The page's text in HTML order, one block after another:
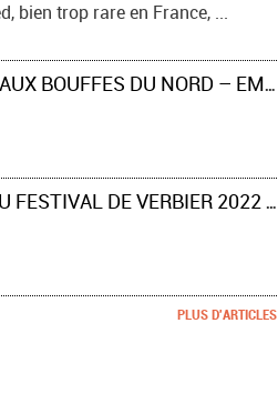
bien trop rare en France, ...
LE QUATUOR VAN KUIJK FÊTE SES DIX ANS AUX BOUFFES DU NORD – EMOTION ET ÉLÉGANCE – COMPTE-RENDU
LE QUATUOR EBÈNE ET DANIIL TRIFONOV AU FESTIVAL DE VERBIER 2022 – AU SOMMET DANS LES SOMMETS – COMPTE-RENDU
PLUS D'ARTICLES